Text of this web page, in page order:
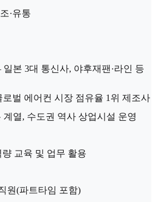
·유통
본 3대 통신사, 야후재팬·라인 등
벌 에어컨 시장 점유율 1위 제조사
열, 수도권 역사 상업시설 운영
교육 및 업무 활용
원(파트타임 포함)